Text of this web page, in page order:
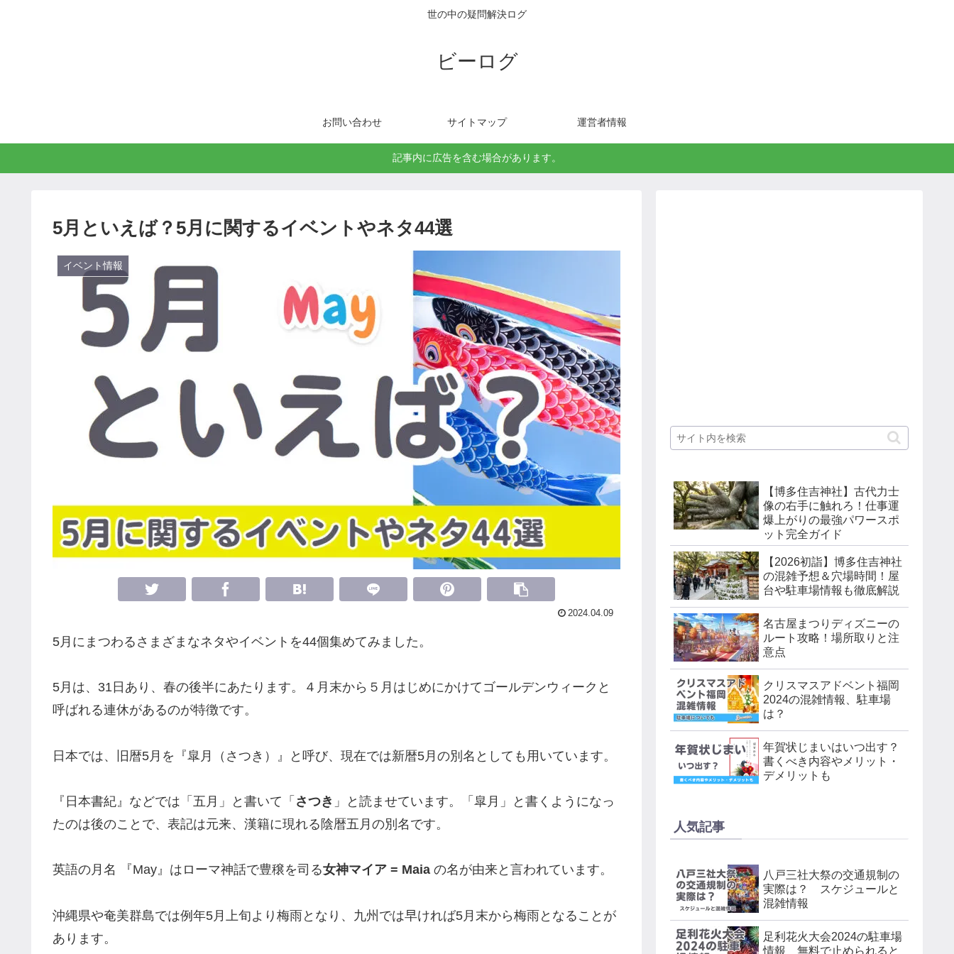
世の中の疑問解決ログ
ビーログ
お問い合わせ サイトマップ 運営者情報
記事内に広告を含む場合があります。
5月といえば？5月に関するイベントやネタ44選
イベント情報
2024.04.09
5月にまつわるさまざまなネタやイベントを44個集めてみました。
5月は、31日あり、春の後半にあたります。４月末から５月はじめにかけてゴールデンウィークと
呼ばれる連休があるのが特徴です。
日本では、旧暦5月を『皐月（さつき）』と呼び、現在では新暦5月の別名としても用いています。
『日本書紀』などでは「五月」と書いて「 さつき 」と読ませています。「皐月」と書くようになっ
たのは後のことで、表記は元来、漢籍に現れる陰暦五月の別名です。
英語の月名 『May』はローマ神話で豊穣を司る女神マイア = Maia の名が由来と言われています。
沖縄県や奄美群島では例年5月上旬より梅雨となり、九州では早ければ5月末から梅雨となることが
あります。
【博多住吉神社】古代力士
像の右手に触れろ！仕事運
爆上がりの最強パワースポ
ット完全ガイド
【2026初詣】博多住吉神社
の混雑予想＆穴場時間！屋
台や駐車場情報も徹底解説
名古屋まつりディズニーの
ルート攻略！場所取りと注
意点
クリスマスアドベント福岡
2024の混雑情報、駐車場
は？
年賀状じまいはいつ出す？
書くべき内容やメリット・
デメリットも
人気記事
八戸三社大祭の交通規制の
実際は？ スケジュールと
混雑情報
足利花火大会2024の駐車場
情報 無料で止められると